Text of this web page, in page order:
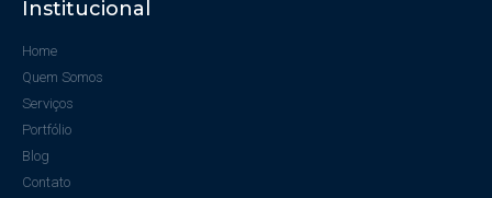
Institucional
Home
Quem Somos
Serviços
Portfólio
Blog
Contato